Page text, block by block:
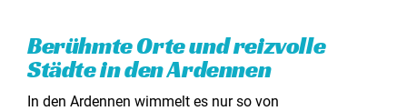
Berühmte Orte und reizvolle
Städte in den Ardennen
In den Ardennen wimmelt es nur so von